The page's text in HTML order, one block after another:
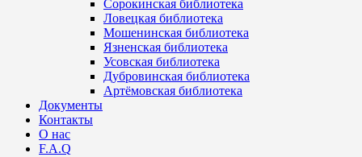
Сорокинская библиотека
Ловецкая библиотека
Мошенинская библиотека
Язненская библиотека
Усовская библиотека
Дубровинская библиотека
Артёмовская библиотека
Документы
Контакты
О нас
F.A.Q